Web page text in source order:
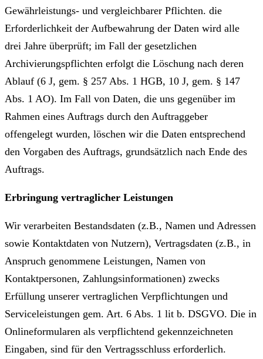
Gewährleistungs- und vergleichbarer Pflichten. die
Erforderlichkeit der Aufbewahrung der Daten wird alle
drei Jahre überprüft; im Fall der gesetzlichen
Archivierungspflichten erfolgt die Löschung nach deren
Ablauf (6 J, gem. § 257 Abs. 1 HGB, 10 J, gem. § 147
Abs. 1 AO). Im Fall von Daten, die uns gegenüber im
Rahmen eines Auftrags durch den Auftraggeber
offengelegt wurden, löschen wir die Daten entsprechend
den Vorgaben des Auftrags, grundsätzlich nach Ende des
Auftrags.
Erbringung vertraglicher Leistungen
Wir verarbeiten Bestandsdaten (z.B., Namen und Adressen
sowie Kontaktdaten von Nutzern), Vertragsdaten (z.B., in
Anspruch genommene Leistungen, Namen von
Kontaktpersonen, Zahlungsinformationen) zwecks
Erfüllung unserer vertraglichen Verpflichtungen und
Serviceleistungen gem. Art. 6 Abs. 1 lit b. DSGVO. Die in
Onlineformularen als verpflichtend gekennzeichneten
Eingaben, sind für den Vertragsschluss erforderlich.